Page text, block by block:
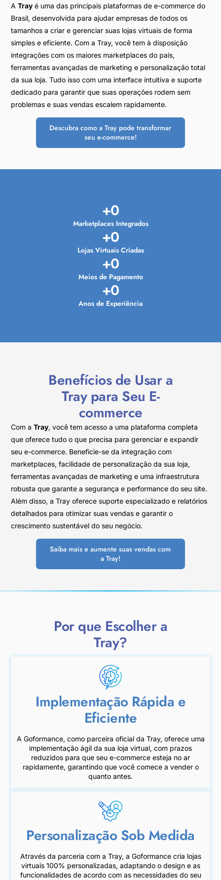
ATray é uma das principais plataformas de e-commerce do
Brasil, desenvolvida para ajudar empresas de todos os
tamanhos a criar e gerenciar suas lojas virtuais de forma
simples e eficiente. Com a Tray, você tem à disposição
integrações com os maiores marketplaces do país,
ferramentas avançadas de marketing e personalização total
da sua loja. Tudo isso com uma interface intuitiva e suporte
dedicado para garantir que suas operações rodem sem
problemas e suas vendas escalem rapidamente.
Descubra como a Tray pode transformar
seu e-commerce!
Marketplaces Integrados
+0
Lojas Virtuais Criadas
+0
Meios de Pagamento
+0
Anos de Experiência
+0
Benefícios de Usar a
Tray para Seu E-
commerce
Com aTray, você tem acesso a uma plataforma completa
que oferece tudo o que precisa para gerenciar e expandir
seu e-commerce. Beneficie-se da integração com
marketplaces, facilidade de personalização da sua loja,
ferramentas avançadas de marketing e uma infraestrutura
robusta que garante a segurança e performance do seu site.
Além disso, a Tray oferece suporte especializado e relatórios
detalhados para otimizar suas vendas e garantir o
crescimento sustentável do seu negócio.
Saiba mais e aumente suas vendas com
a Tray!
Por que Escolher a
Tray?
Implementação Rápida e
Eficiente
A Goformance, como parceira oficial da Tray, oferece uma
implementação ágil da sua loja virtual, com prazos
reduzidos para que seu e-commerce esteja no ar
rapidamente, garantindo que você comece a vender o
quanto antes.
Personalização Sob Medida
Através da parceria com a Tray, a Goformance cria lojas
virtuais 100% personalizadas, adaptando o design e as
funcionalidades de acordo com as necessidades do seu